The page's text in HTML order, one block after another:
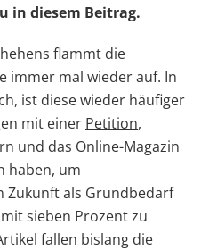
in diesem Beitrag.
flammt die
immer mal wieder auf. In
ist diese wieder häufiger
mit einer Petition,
und das Online-Magazin
haben, um
Zukunft als Grundbedarf
sieben Prozent zu
fallen bislang die